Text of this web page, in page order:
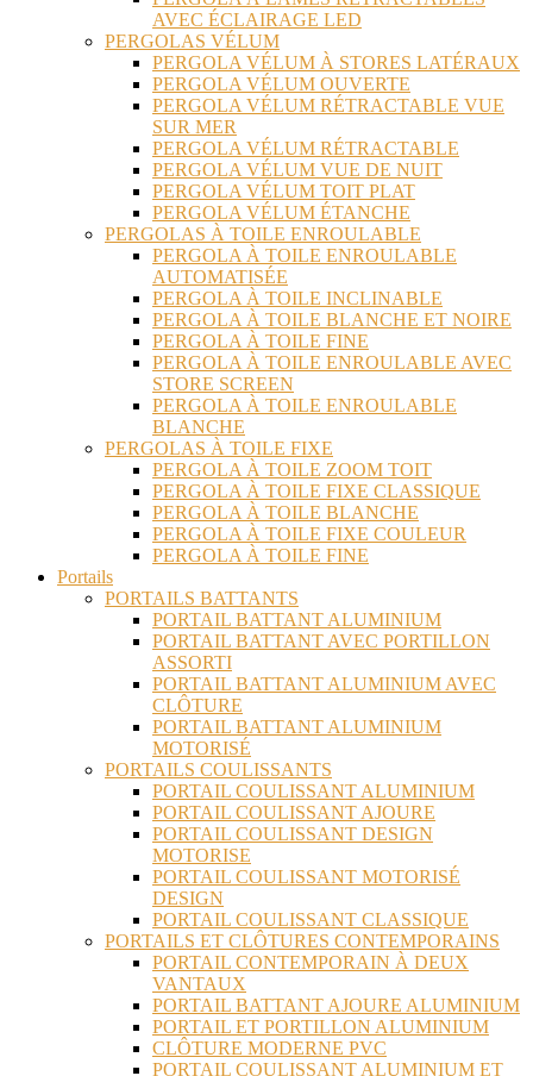
AVEC ÉCLAIRAGE LED
PERGOLAS VÉLUM
PERGOLA VÉLUM À STORES LATÉRAUX
PERGOLA VÉLUM OUVERTE
PERGOLA VÉLUM RÉTRACTABLE VUE
SUR MER
PERGOLA VÉLUM RÉTRACTABLE
PERGOLA VÉLUM VUE DE NUIT
PERGOLA VÉLUM TOIT PLAT
PERGOLA VÉLUM ÉTANCHE
PERGOLAS À TOILE ENROULABLE
PERGOLA À TOILE ENROULABLE
AUTOMATISÉE
PERGOLA À TOILE INCLINABLE
PERGOLA À TOILE BLANCHE ET NOIRE
PERGOLA À TOILE FINE
PERGOLA À TOILE ENROULABLE AVEC
STORE SCREEN
PERGOLA À TOILE ENROULABLE
BLANCHE
PERGOLAS À TOILE FIXE
PERGOLA À TOILE ZOOM TOIT
PERGOLA À TOILE FIXE CLASSIQUE
PERGOLA À TOILE BLANCHE
PERGOLA À TOILE FIXE COULEUR
PERGOLA À TOILE FINE
Portails
PORTAILS BATTANTS
PORTAIL BATTANT ALUMINIUM
PORTAIL BATTANT AVEC PORTILLON
ASSORTI
PORTAIL BATTANT ALUMINIUM AVEC
CLÔTURE
PORTAIL BATTANT ALUMINIUM
MOTORISÉ
PORTAILS COULISSANTS
PORTAIL COULISSANT ALUMINIUM
PORTAIL COULISSANT AJOURE
PORTAIL COULISSANT DESIGN
MOTORISE
PORTAIL COULISSANT MOTORISÉ
DESIGN
PORTAIL COULISSANT CLASSIQUE
PORTAILS ET CLÔTURES CONTEMPORAINS
PORTAIL CONTEMPORAIN À DEUX
VANTAUX
PORTAIL BATTANT AJOURE ALUMINIUM
PORTAIL ET PORTILLON ALUMINIUM
CLÔTURE MODERNE PVC
PORTAIL COULISSANT ALUMINIUM ET